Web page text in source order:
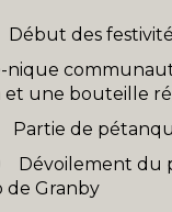
des
nique
et une bouteille
de
Dévoilement du
de Granby